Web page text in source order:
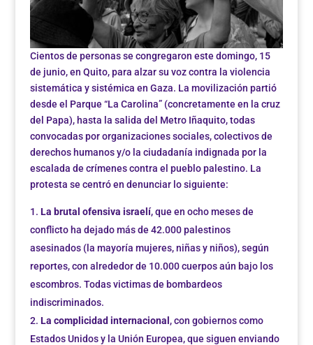
Cientos de personas se congregaron este domingo, 15
de junio, en Quito, para alzar su voz contra la violencia
sistemática y sistémica en Gaza. La movilización partió
desde el Parque “La Carolina” (concretamente en la cruz
del Papa), hasta la salida del Metro Iñaquito, todas
convocadas por organizaciones sociales, colectivos de
derechos humanos y/o la ciudadanía indignada por la
escalada de crímenes contra el pueblo palestino. La
protesta se centró en denunciar lo siguiente:
La brutal ofensiva israelí, que en ocho meses de
conflicto ha dejado más de 42.000 palestinos
asesinados (la mayoría mujeres, niñas y niños), según
reportes, con alrededor de 10.000 cuerpos aún bajo los
escombros. Todas victimas de bombardeos
indiscriminados.
La complicidad internacional , con gobiernos como
Estados Unidos y la Unión Europea, que siguen enviando